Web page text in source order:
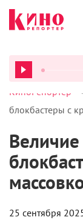
КиноРепортер >
блокбастеры с
25 сентября